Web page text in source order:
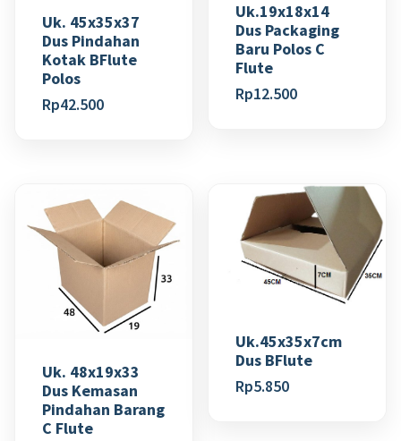
Uk. 45x35x37
Dus Pindahan
Kotak BFlute
Polos
Rp42.500
Uk.19x18x14
Dus Packaging
Baru Polos C
Flute
Rp12.500
Uk. 48x19x33
Dus Kemasan
Pindahan Barang
C Flute
Uk.45x35x7cm
Dus BFlute
Rp5.850